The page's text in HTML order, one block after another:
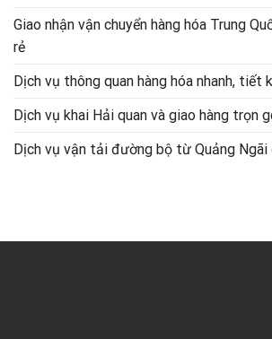
Giao nhận vận chuyển hàng hóa Trung
rẻ
Dịch vụ thông quan hàng hóa nhanh, tiết
Dịch vụ khai Hải quan và giao hàng trọn
Dịch vụ vận tải đường bộ từ Quảng Ngãi